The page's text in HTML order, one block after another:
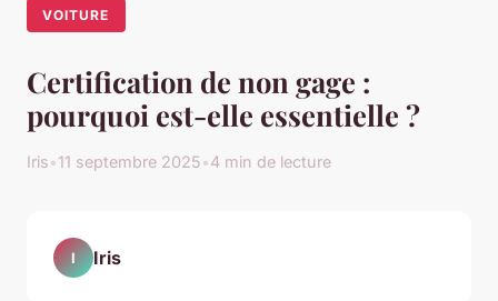
VOITURE
Certification de non gage :
pourquoi est-elle essentielle ?
Iris•11 septembre 2025•4 min de lecture
I Iris